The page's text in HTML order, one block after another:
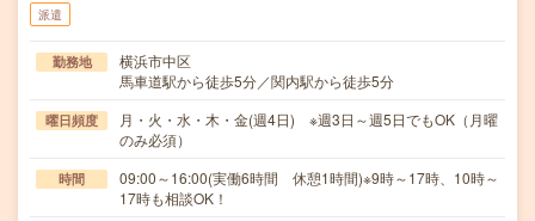
派遣
勤務地
横浜市中区
馬車道駅から徒歩5分／関内駅から徒歩5分
曜日頻度
月・火・水・木・金(週4日) ※週3日～週5日でもOK（月曜
のみ必須）
時間
09:00～16:00(実働6時間 休憩1時間)※9時～17時、10時～
17時も相談OK！